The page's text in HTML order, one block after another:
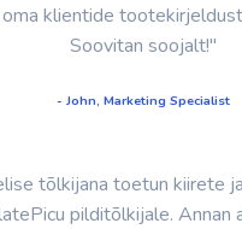
klientide
Soovitan soojalt!"
- John, Marketing Specialist
tõlkijana toetun kiirete
pilditõlkijale.